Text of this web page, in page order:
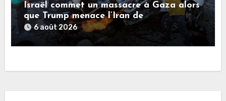
Israël commet un massacre à Gaza alors
que Trump menace l’Iran de
«décapitation»
6 août 2026